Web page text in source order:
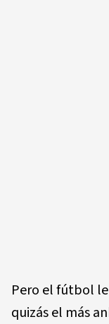
Pero el fútbol
quizás el más